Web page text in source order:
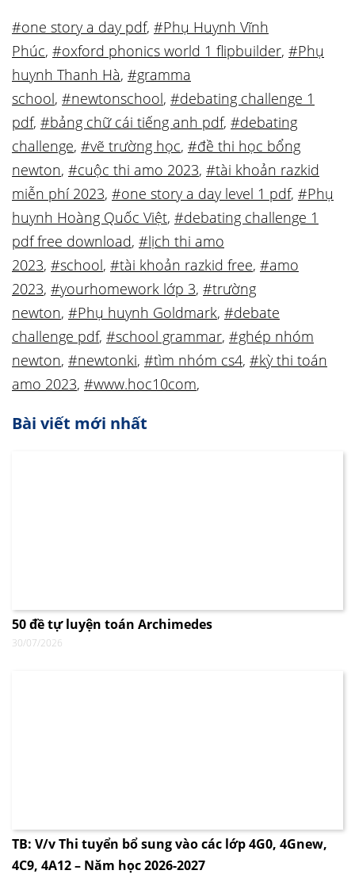
#one story a day pdf, #Phụ Huynh Vĩnh
Phúc, #oxford phonics world 1 flipbuilder, #Phụ
huynh Thanh Hà, #gramma
school, #newtonschool, #debating challenge 1
pdf, #bảng chữ cái tiếng anh pdf, #debating
challenge, #vẽ trường học, #đề thi học bổng
newton, #cuộc thi amo 2023, #tài khoản razkid
miễn phí 2023, #one story a day level 1 pdf, #Phụ
huynh Hoàng Quốc Việt, #debating challenge 1
pdf free download, #lịch thi amo
2023, #school, #tài khoản razkid free, #amo
2023, #yourhomework lớp 3, #trường
newton, #Phụ huynh Goldmark, #debate
challenge pdf, #school grammar, #ghép nhóm
newton, #newtonki, #tìm nhóm cs4, #kỳ thi toán
amo 2023, #www.hoc10com,
Bài viết mới nhất
50 đề tự luyện toán Archimedes
30/07/2026
TB: V/v Thi tuyển bổ sung vào các lớp 4G0, 4Gnew,
4C9, 4A12 – Năm học 2026-2027